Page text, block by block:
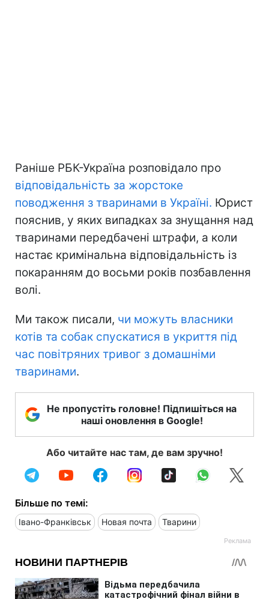
Раніше РБК-Україна розповідало про
відповідальність за жорстоке
поводження з тваринами в Україні. Юрист
пояснив, у яких випадках за знущання над
тваринами передбачені штрафи, а коли
настає кримінальна відповідальність із
покаранням до восьми років позбавлення
волі.
Ми також писали, чи можуть власники
котів та собак спускатися в укриття під
час повітряних тривог з домашніми
тваринами.
Не пропустіть головне! Підпишіться на
наші оновлення в Google!
Або читайте нас там, де вам зручно!
Більше по темі:
Івано-Франківськ Новая почта Тварини